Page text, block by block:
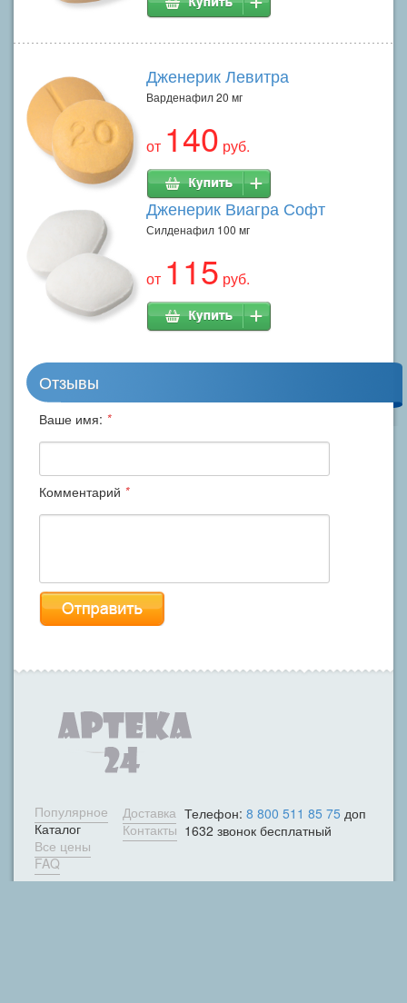
Дженерик Левитра
Варденафил 20 мг
от 140 руб.
Дженерик Виагра Софт
Силденафил 100 мг
от 115 руб.
Отзывы
Ваше имя: *
Комментарий *
Популярное
Каталог
Все цены
FAQ
Доставка
Контакты
Телефон: 8 800 511 85 75 доп
1632 звонок бесплатный